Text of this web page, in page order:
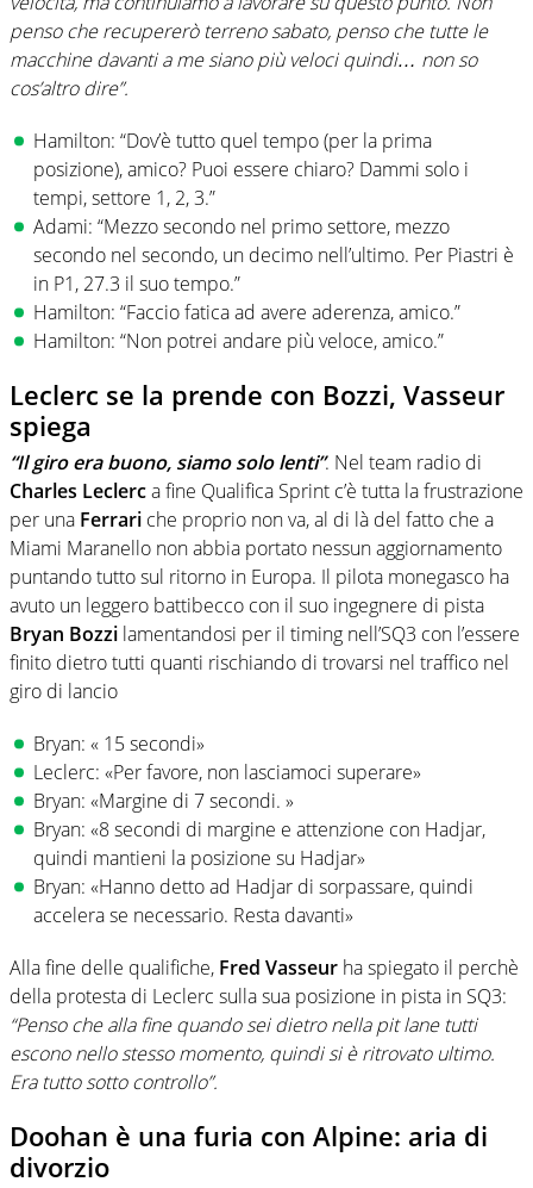
penso che recupererò terreno sabato, penso che tutte le
macchine davanti a me siano più veloci quindi… non so
cos’altro dire”.
Hamilton: “Dov’è tutto quel tempo (per la prima
posizione), amico? Puoi essere chiaro? Dammi solo i
tempi, settore 1, 2, 3.”
Adami: “Mezzo secondo nel primo settore, mezzo
secondo nel secondo, un decimo nell’ultimo. Per Piastri è
in P1, 27.3 il suo tempo.”
Hamilton: “Faccio fatica ad avere aderenza, amico.”
Hamilton: “Non potrei andare più veloce, amico.”
Leclerc se la prende con Bozzi, Vasseur
spiega
“Il giro era buono, siamo solo lenti”. Nel team radio di
Charles Leclerca fine Qualifica Sprint c’è tutta la frustrazione
per una Ferrari che proprio non va, al di là del fatto che a
Miami Maranello non abbia portato nessun aggiornamento
puntando tutto sul ritorno in Europa. Il pilota monegasco ha
avuto un leggero battibecco con il suo ingegnere di pista
Bryan Bozzi lamentandosi per il timing nell’SQ3 con l’essere
finito dietro tutti quanti rischiando di trovarsi nel traffico nel
giro di lancio
Bryan: « 15 secondi»
Leclerc: «Per favore, non lasciamoci superare»
Bryan: «Margine di 7 secondi. »
Bryan: «8 secondi di margine e attenzione con Hadjar,
quindi mantieni la posizione su Hadjar»
Bryan: «Hanno detto ad Hadjar di sorpassare, quindi
accelera se necessario. Resta davanti»
Alla fine delle qualifiche, Fred Vasseur ha spiegato il perchè
della protesta di Leclerc sulla sua posizione in pista in SQ3:
“Penso che alla fine quando sei dietro nella pit lane tutti
escono nello stesso momento, quindi si è ritrovato ultimo.
Era tutto sotto controllo”.
Doohan è una furia con Alpine: aria di
divorzio